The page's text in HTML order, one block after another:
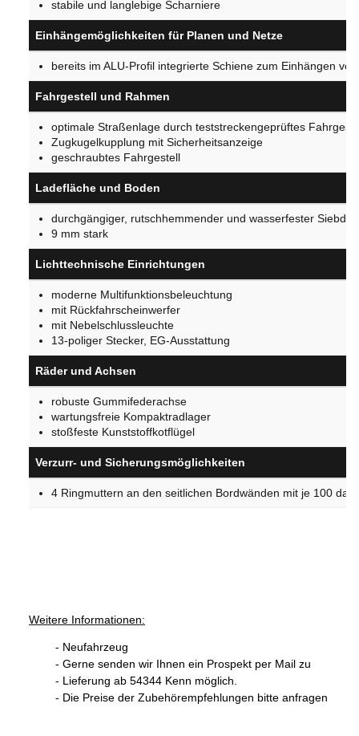
stabile und langlebige Scharniere
Einhängemöglichkeiten für Planen und Netze
bereits im ALU-Profil integrierte Schiene zum Einhängen
Fahrgestell und Rahmen
optimale Straßenlage durch teststreckengeprüftes
Zugkugelkupplung mit Sicherheitsanzeige
geschraubtes Fahrgestell
Ladefläche und Boden
durchgängiger, rutschhemmender und wasserfester
9 mm stark
Lichttechnische Einrichtungen
moderne Multifunktionsbeleuchtung
mit Rückfahrscheinwerfer
mit Nebelschlussleuchte
13-poliger Stecker, EG-Ausstattung
Räder und Achsen
robuste Gummifederachse
wartungsfreie Kompaktradlager
stoßfeste Kunststoffkotflügel
Verzurr- und Sicherungsmöglichkeiten
4 Ringmuttern an den seitlichen Bordwänden mit je 100
Weitere Informationen:
- Neufahrzeug
- Gerne senden wir Ihnen ein Prospekt per Mail zu
- Lieferung ab 54344 Kenn möglich.
- Die Preise der Zubehörempfehlungen bitte anfragen